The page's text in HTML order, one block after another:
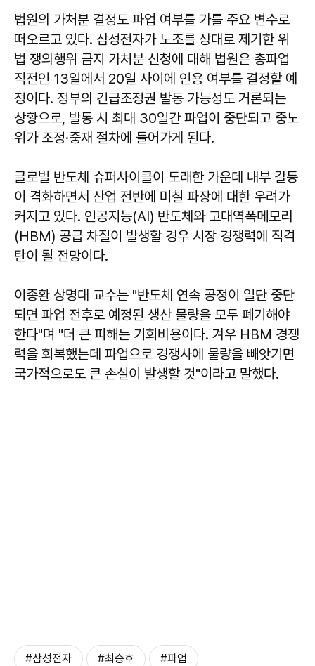
법원의 가처분 결정도 파업 여부를 가를 주요 변수로
떠오르고 있다. 삼성전자가 노조를 상대로 제기한 위
법 쟁의행위 금지 가처분 신청에 대해 법원은 총파업
직전인 13일에서 20일 사이에 인용 여부를 결정할 예
정이다. 정부의 긴급조정권 발동 가능성도 거론되는
상황으로, 발동 시 최대 30일간 파업이 중단되고 중노
위가 조정·중재 절차에 들어가게 된다.
글로벌 반도체 슈퍼사이클이 도래한 가운데 내부 갈등
이 격화하면서 산업 전반에 미칠 파장에 대한 우려가
커지고 있다. 인공지능(AI) 반도체와 고대역폭메모리
(HBM) 공급 차질이 발생할 경우 시장 경쟁력에 직격
탄이 될 전망이다.
이종환 상명대 교수는 "반도체 연속 공정이 일단 중단
되면 파업 전후로 예정된 생산 물량을 모두 폐기해야
한다"며 "더 큰 피해는 기회비용이다. 겨우 HBM 경쟁
력을 회복했는데 파업으로 경쟁사에 물량을 빼앗기면
국가적으로도 큰 손실이 발생할 것"이라고 말했다.
#삼성전자 #최승호 #파업